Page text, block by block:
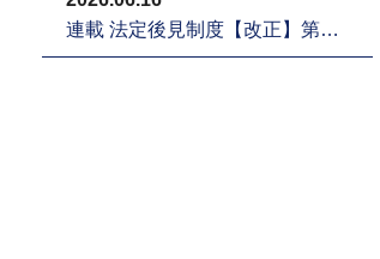
連載 法定後見制度【改正】第…